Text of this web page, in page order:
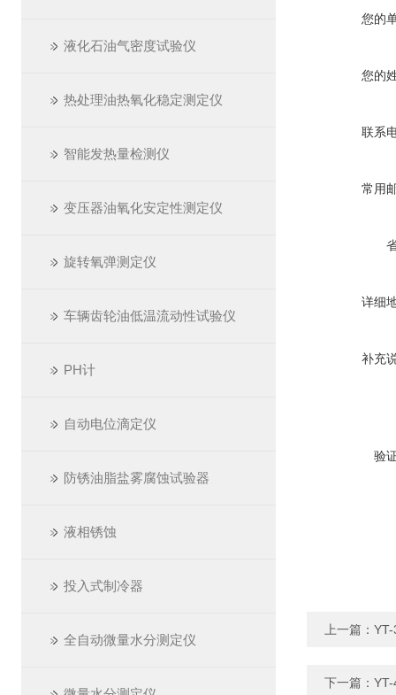
液化石油气密度试验仪
热处理油热氧化稳定测定仪
智能发热量检测仪
变压器油氧化安定性测定仪
旋转氧弹测定仪
车辆齿轮油低温流动性试验仪
PH计
自动电位滴定仪
防锈油脂盐雾腐蚀试验器
液相锈蚀
投入式制冷器
全自动微量水分测定仪
您的
您的
联系
常用
详细
补充
验
上一篇：
下一篇：